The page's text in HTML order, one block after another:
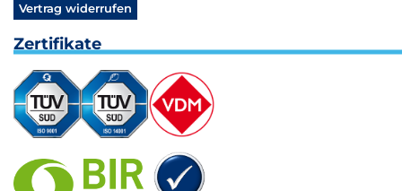
Vertrag widerrufen
Zertifikate